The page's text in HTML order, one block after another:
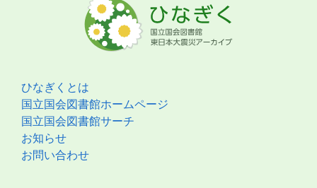
ひなぎくとは
国立国会図書館ホームページ
国立国会図書館サーチ
お知らせ
お問い合わせ